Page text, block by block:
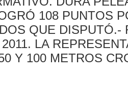
108 PUNTOS
QUE DISPUTÓ.-
LA
Y 100 METROS